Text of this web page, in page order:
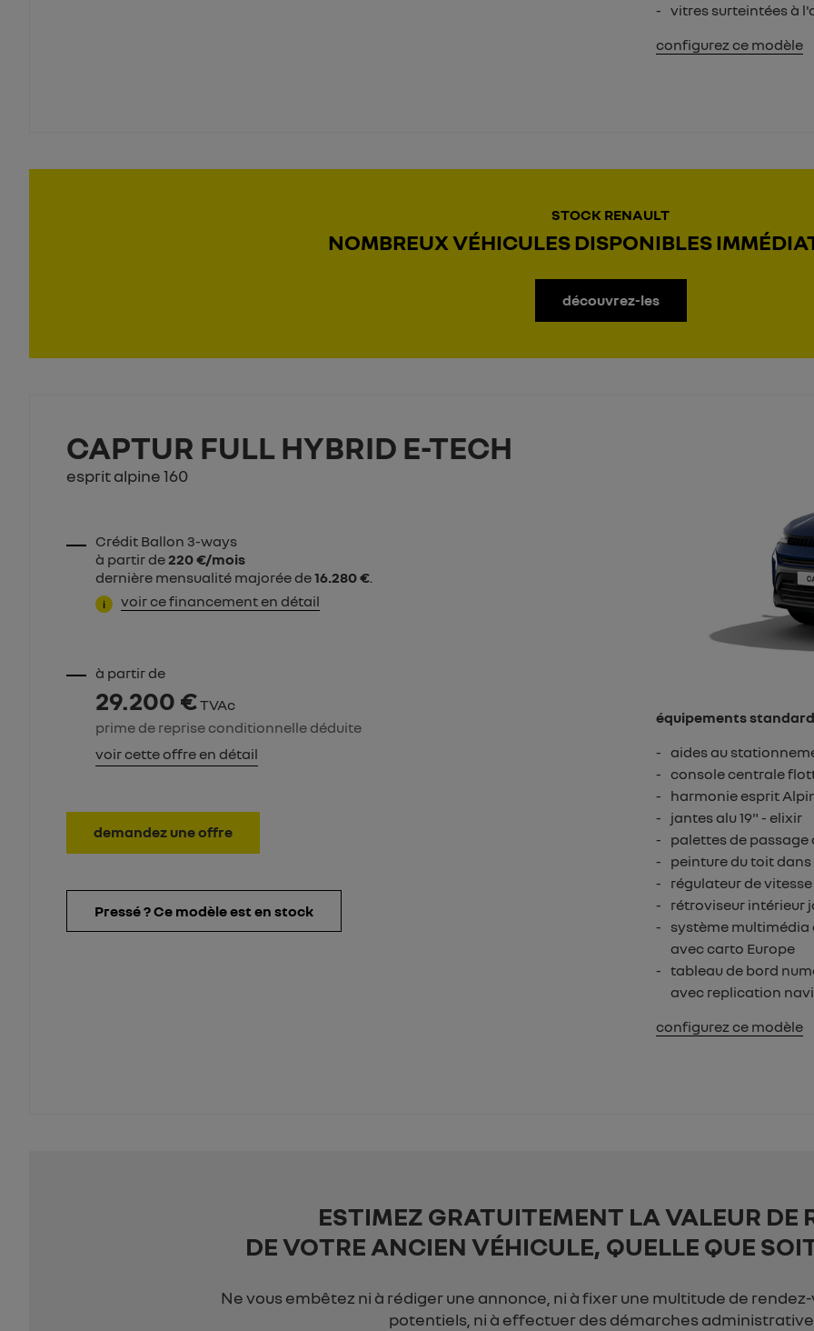
vitres surteintées à
configurez ce modèle
STOCK RENAULT
NOMBREUX VÉHICULES DISPONIBLES
découvrez-les
CAPTUR FULL HYBRID E-TECH
esprit alpine 160
Crédit Ballon 3-ways
à partir de220 €/mois
dernière mensualité majorée de16.280 €.
i voir ce financement en détail
à partir de
29.200 €TVAc
prime de reprise conditionnelle déduite
voir cette offre en détail
demandez une offre
Pressé ? Ce modèle est en stock
équipements
aides au
console centrale
harmonie esprit
jantes alu 19" - elixir
palettes de passage
peinture du toit
régulateur de
rétroviseur intérieur
système multimédia
avec carto Europe
tableau de bord
avec replication
configurez ce modèle
ESTIMEZ GRATUITEMENT LA VALEUR DE
DE VOTRE ANCIEN VÉHICULE, QUELLE QUE
Ne vous embêtez ni à rédiger une annonce, ni à fixer une multitude de
potentiels, ni à effectuer des démarches